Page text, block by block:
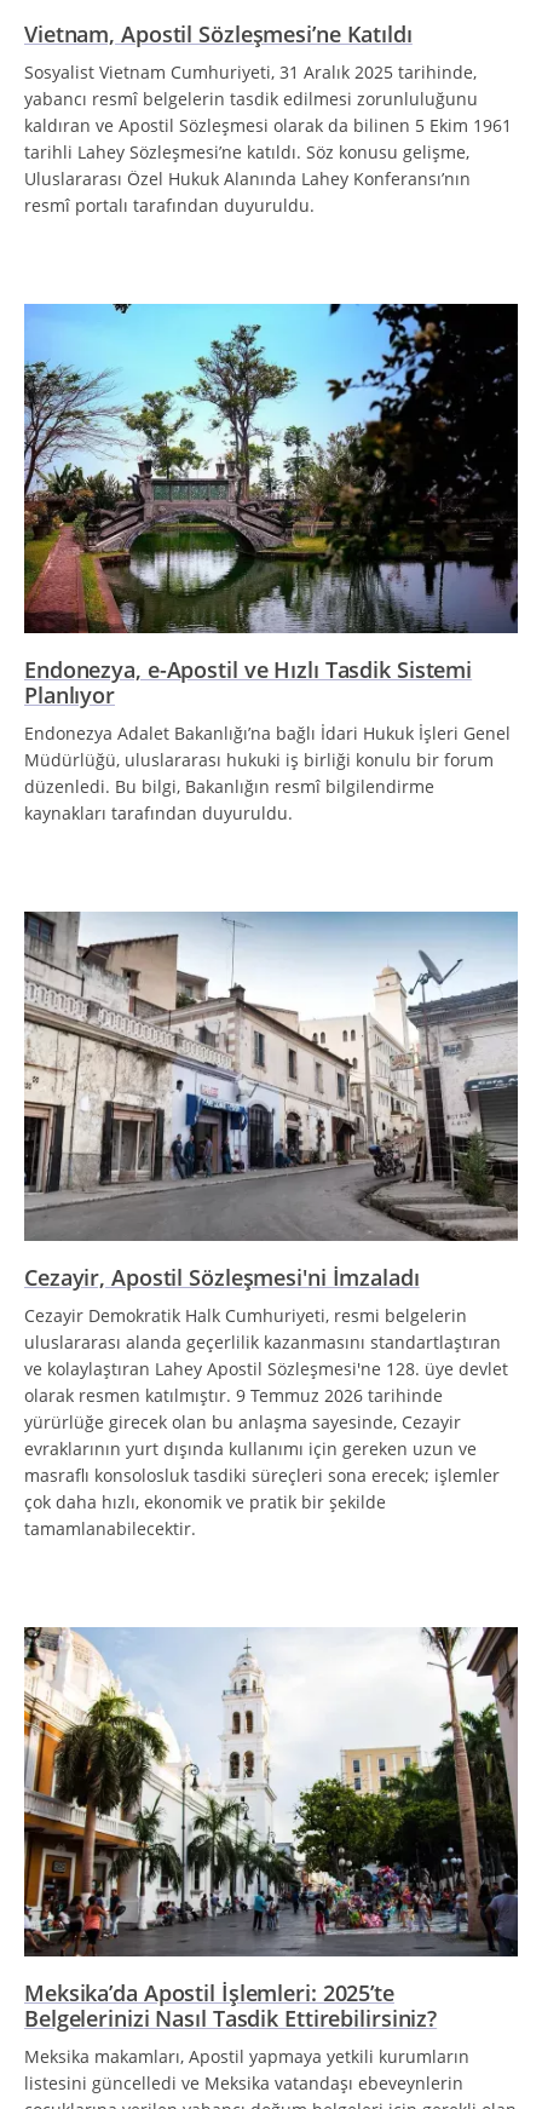
Vietnam, Apostil Sözleşmesi’ne Katıldı
Sosyalist Vietnam Cumhuriyeti, 31 Aralık 2025 tarihinde,
yabancı resmî belgelerin tasdik edilmesi zorunluluğunu
kaldıran ve Apostil Sözleşmesi olarak da bilinen 5 Ekim 1961
tarihli Lahey Sözleşmesi’ne katıldı. Söz konusu gelişme,
Uluslararası Özel Hukuk Alanında Lahey Konferansı’nın
resmî portalı tarafından duyuruldu.
Endonezya, e-Apostil ve Hızlı Tasdik Sistemi
Planlıyor
Endonezya Adalet Bakanlığı’na bağlı İdari Hukuk İşleri Genel
Müdürlüğü, uluslararası hukuki iş birliği konulu bir forum
düzenledi. Bu bilgi, Bakanlığın resmî bilgilendirme
kaynakları tarafından duyuruldu.
Cezayir, Apostil Sözleşmesi'ni İmzaladı
Cezayir Demokratik Halk Cumhuriyeti, resmi belgelerin
uluslararası alanda geçerlilik kazanmasını standartlaştıran
ve kolaylaştıran Lahey Apostil Sözleşmesi'ne 128. üye devlet
olarak resmen katılmıştır. 9 Temmuz 2026 tarihinde
yürürlüğe girecek olan bu anlaşma sayesinde, Cezayir
evraklarının yurt dışında kullanımı için gereken uzun ve
masraflı konsolosluk tasdiki süreçleri sona erecek; işlemler
çok daha hızlı, ekonomik ve pratik bir şekilde
tamamlanabilecektir.
Meksika’da Apostil İşlemleri: 2025’te
Belgelerinizi Nasıl Tasdik Ettirebilirsiniz?
Meksika makamları, Apostil yapmaya yetkili kurumların
listesini güncelledi ve Meksika vatandaşı ebeveynlerin